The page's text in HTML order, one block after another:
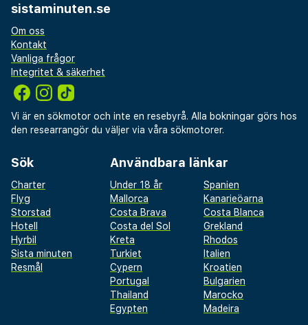
sistaminuten.se
Om oss
Kontakt
Vanliga frågor
Integritet & säkerhet
Vi är en sökmotor och inte en resebyrå. Alla bokningar görs hos
den researrangör du väljer via våra sökmotorer.
Sök
Charter
Flyg
Storstad
Hotell
Hyrbil
Sista minuten
Resmål
Användbara länkar
Under 18 år
Spanien
Mallorca
Kanarieöarna
Costa Brava
Costa Blanca
Costa del Sol
Grekland
Kreta
Rhodos
Turkiet
Italien
Cypern
Kroatien
Portugal
Bulgarien
Thailand
Marocko
Egypten
Madeira